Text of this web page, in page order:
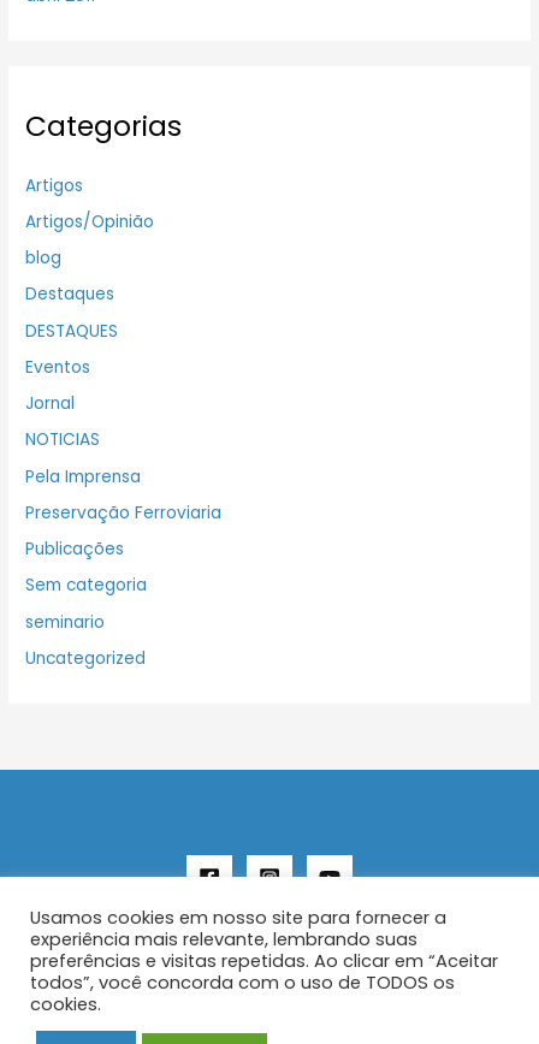
Categorias
Artigos
Artigos/Opinião
blog
Destaques
DESTAQUES
Eventos
Jornal
NOTICIAS
Pela Imprensa
Preservação Ferroviaria
Publicações
Sem categoria
seminario
Uncategorized
Copyright © 2026 AENFER
Construído por IurySan
Usamos cookies em nosso site para fornecer a
experiência mais relevante, lembrando suas
preferências e visitas repetidas. Ao clicar em “Aceitar
todos”, você concorda com o uso de TODOS os
cookies.